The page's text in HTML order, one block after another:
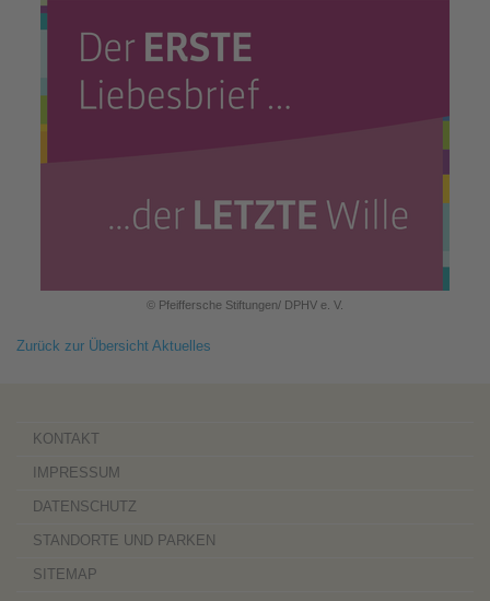
© Pfeiffersche Stiftungen/ DPHV e. V.
Zurück zur Übersicht Aktuelles
KONTAKT
IMPRESSUM
DATENSCHUTZ
STANDORTE UND PARKEN
SITEMAP